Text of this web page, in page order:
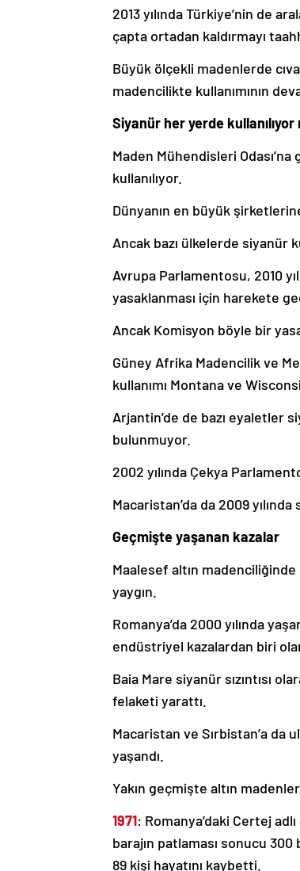
2013 yılında Türkiye’nin de
çapta ortadan kaldırmayı
Büyük ölçekli madenlerde
madencilikte kullanımının
Siyanür her yerde kullanılıyor
Maden Mühendisleri
kullanılıyor.
Dünyanın en büyük
Ancak bazı ülkelerde siyanür
Avrupa Parlamentosu, 2010
yasaklanması için harekete
Ancak Komisyon böyle bir
Güney Afrika Madencilik ve
kullanımı Montana ve
Arjantin’de de bazı eyaletler
bulunmuyor.
2002 yılında Çekya
Macaristan’da da 2009
Geçmişte yaşanan kazalar
Maalesef altın
yaygın.
Romanya’da 2000 yılında
endüstriyel kazalardan biri
Baia Mare siyanür sızıntısı
felaketi yarattı.
Macaristan ve Sırbistan’a da
yaşandı.
Yakın geçmişte altın
1971: Romanya’daki Certej
barajın patlaması sonucu
89 kişi hayatını kaybetti.